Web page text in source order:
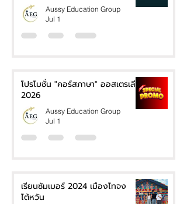
Aussy Education Group
Jul 1
โปรโมชั่น "คอร์สภาษา" ออสเตรเลีย
2026
Aussy Education Group
Jul 1
เรียนซัมเมอร์ 2024 เมืองไทจง
ไต้หวัน